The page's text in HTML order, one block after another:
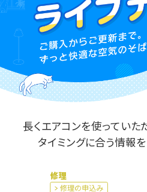
長くエアコンを使っていた
タイミングに合う情報